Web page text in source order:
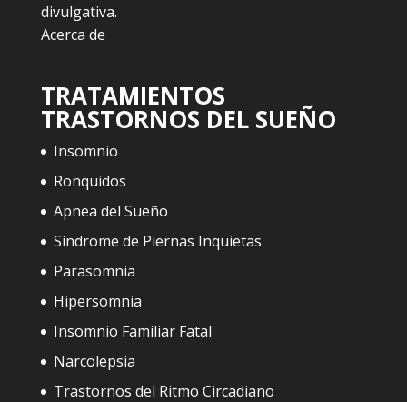
divulgativa.
Acerca de
TRATAMIENTOS
TRASTORNOS DEL SUEÑO
Insomnio
Ronquidos
Apnea del Sueño
Síndrome de Piernas Inquietas
Parasomnia
Hipersomnia
Insomnio Familiar Fatal
Narcolepsia
Trastornos del Ritmo Circadiano